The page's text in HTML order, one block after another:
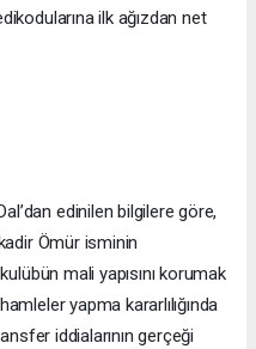
ilk ağızdan net
edinilen bilgilere göre,
Ömür isminin
mali yapısını korumak
yapma kararlılığında
iddialarının gerçeği